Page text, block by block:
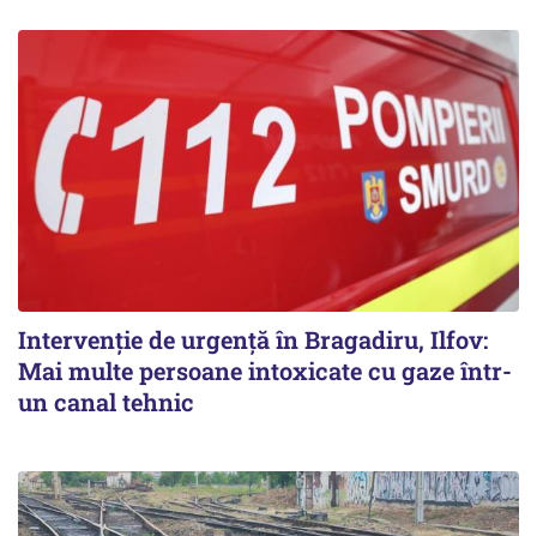
Intervenție de urgență în Bragadiru, Ilfov:
Mai multe persoane intoxicate cu gaze într-
un canal tehnic